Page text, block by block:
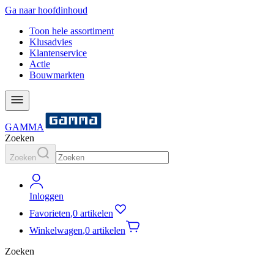
Ga naar hoofdinhoud
Toon hele assortiment
Klusadvies
Klantenservice
Actie
Bouwmarkten
GAMMA
Zoeken
Zoeken
Inloggen
Favorieten,0 artikelen
Winkelwagen,0 artikelen
Zoeken